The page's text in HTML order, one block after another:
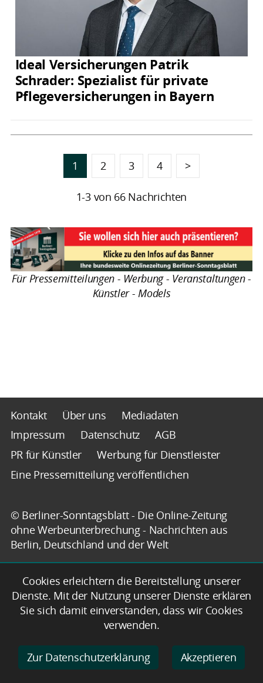
Ideal Versicherungen Patrik
Schrader: Spezialist für private
Pflegeversicherungen in Bayern
1 2 3 4 >
1-3 von 66 Nachrichten
Für Pressemitteilungen - Werbung - Veranstaltungen -
Künstler - Models
Kontakt Über uns
Mediadaten
Impressum
Datenschutz
AGB
PR für Künstler
Werbung für Dienstleister
Eine Pressemitteilung veröffentlichen
© Berliner-Sonntagsblatt - Die Online-Zeitung
ohne Werbeunterbrechung - Nachrichten aus
Berlin, Deutschland und der Welt
Cookies erleichtern die Bereitstellung unserer
Dienste. Mit der Nutzung unserer Dienste erklären
Sie sich damit einverstanden, dass wir Cookies
verwenden.
Zur Datenschutzerklärung Akzeptieren